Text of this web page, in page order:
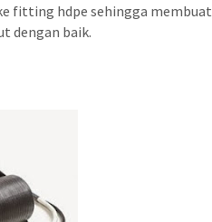
fitting hdpe sehingga membuat
dengan baik.